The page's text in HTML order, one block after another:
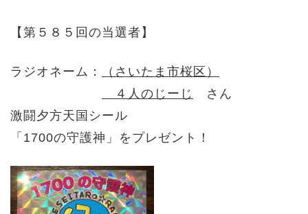
【第５８５回の当選者】
ラジオネーム：
（さいたま市桜区）
４人のじーじ
さん
激闘夕方天国シール
「1700の守護神」をプレゼント！